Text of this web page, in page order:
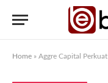
Home » Aggre Capital Perkuat